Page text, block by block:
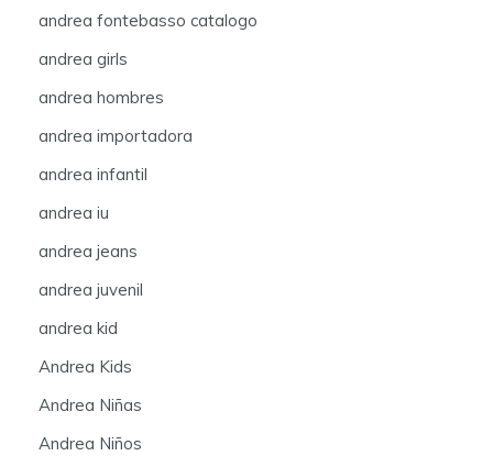
andrea fontebasso catalogo
andrea girls
andrea hombres
andrea importadora
andrea infantil
andrea iu
andrea jeans
andrea juvenil
andrea kid
Andrea Kids
Andrea Niñas
Andrea Niños